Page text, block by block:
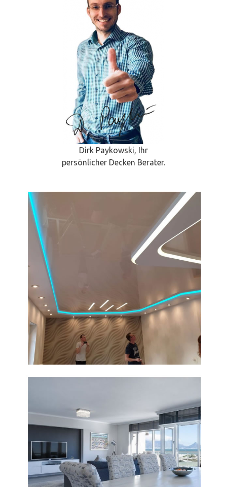
Dirk Paykowski, Ihr
persönlicher Decken Berater.